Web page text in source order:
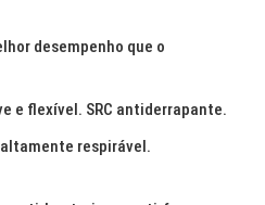
desempenho que o
e flexível. SRC antiderrapante.
respirável.